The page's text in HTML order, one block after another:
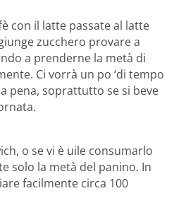
con il latte passate al latte
zucchero provare a
a prenderne la metà di
Ci vorrà un po ‘di tempo
pena, soprattutto se si beve
o se vi è uile consumarlo
solo la metà del panino. In
facilmente circa 100